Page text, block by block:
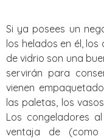
Si ya posees un
los helados en él,
de vidrio son una
servirán para
vienen
las paletas, los
Los congeladores
ventaja de (como